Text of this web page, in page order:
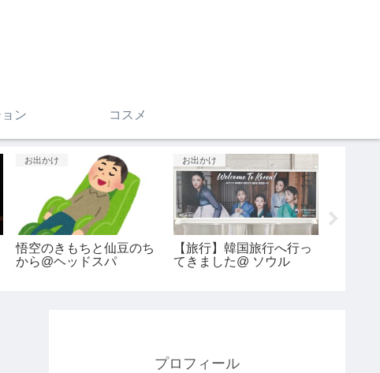
ン コスメ
お出かけ
悟空のきもちと仙豆のち
から@ヘッドスパ
お出かけ
【旅行】韓国旅行へ行っ
てきました@ ソウル
プロフィール